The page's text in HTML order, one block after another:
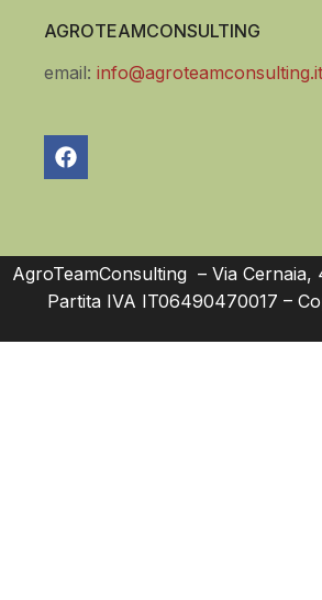
AGROTEAMCONSULTING
email: info@agroteamconsulting.it
AgroTeamConsulting – Via Cernaia,
Partita IVA IT06490470017 –